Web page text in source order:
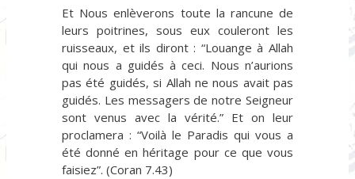
Et Nous enlèverons toute la rancune de
leurs poitrines, sous eux couleront les
ruisseaux, et ils diront : “Louange à Allah
qui nous a guidés à ceci. Nous n’aurions
pas été guidés, si Allah ne nous avait pas
guidés. Les messagers de notre Seigneur
sont venus avec la vérité.” Et on leur
proclamera : “Voilà le Paradis qui vous a
été donné en héritage pour ce que vous
faisiez”. (Coran 7.43)